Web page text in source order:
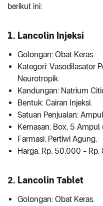
berikut ini:
1. Lancolin Injeksi
Golongan: Obat Keras.
Kategori: Vasodilasator
Neurotropik.
Kandungan: Natrium
Bentuk: Cairan Injeksi.
Satuan Penjualan:
Kemasan: Box, 5
Farmasi: Pertiwi Agung.
Harga: Rp. 50.000 -
2. Lancolin Tablet
Golongan: Obat Keras.